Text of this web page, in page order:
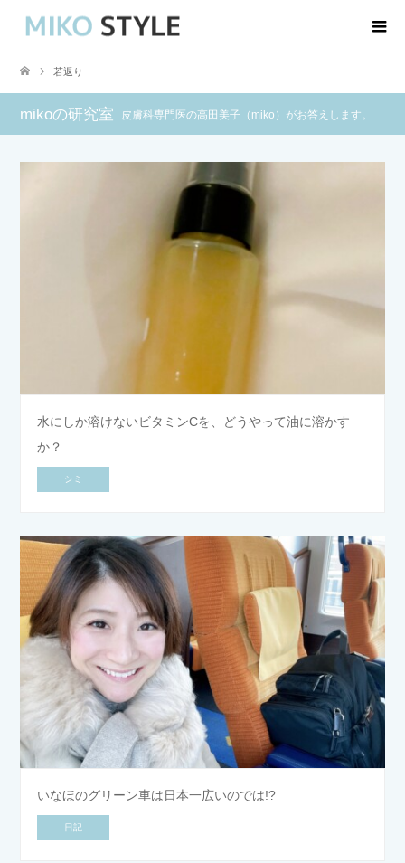
若返り
mikoの研究室 皮膚科専門医の高田美子（miko）がお答えします。
水にしか溶けないビタミンCを、どうやって油に溶かす
か？
シミ
いなほのグリーン車は日本一広いのでは!?
日記